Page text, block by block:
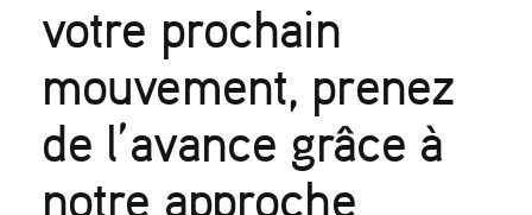
votre prochain
mouvement, prenez
de l’avance grâce à
notre approche